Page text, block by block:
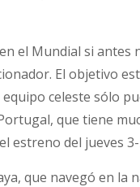
el Mundial si antes
El objetivo
celeste sólo
que tiene
estreno del jueves 3-
que navegó en la